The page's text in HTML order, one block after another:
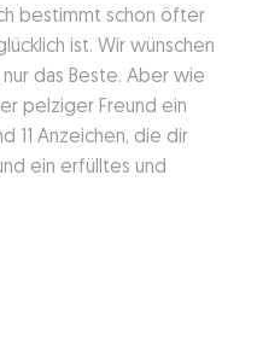
bestimmt schon öfter
ist. Wir wünschen
das Beste. Aber wie
pelziger Freund ein
11 Anzeichen, die dir
ein erfülltes und